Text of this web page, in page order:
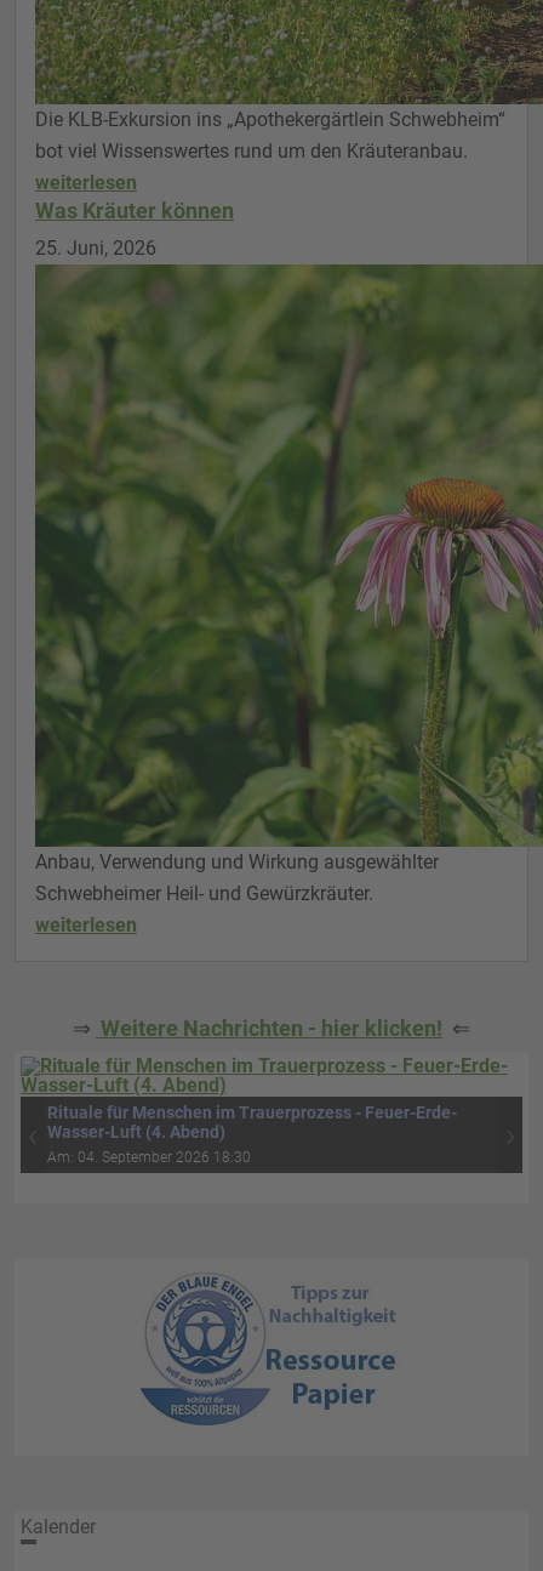
Die KLB-Exkursion ins „Apothekergärtlein Schwebheim“
bot viel Wissenswertes rund um den Kräuteranbau.
weiterlesen
Was Kräuter können
25. Juni, 2026
Anbau, Verwendung und Wirkung ausgewählter
Schwebheimer Heil- und Gewürzkräuter.
weiterlesen
⇒ Weitere Nachrichten - hier klicken! ⇐
Rituale für Menschen im Trauerprozess - Feuer-Erde-
Wasser-Luft (4. Abend)
Am: 04. September 2026 18:30
‹ ›
Kalender